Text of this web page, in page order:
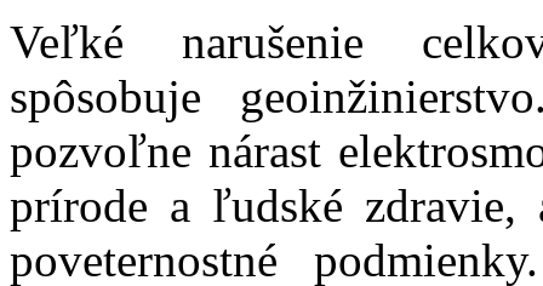
Veľké narušenie
spôsobuje
pozvoľne nárast
prírode a ľudské zdravie,
poveternostné